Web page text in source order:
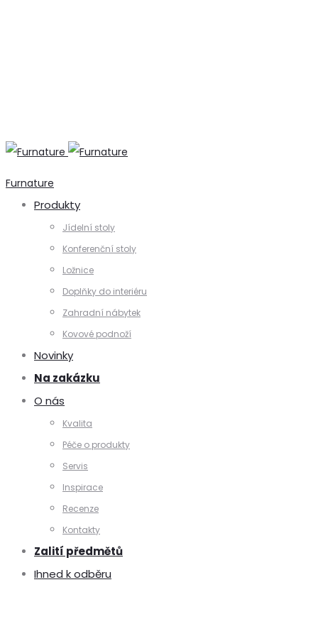
Furnature
Produkty
Jídelní stoly
Konferenční stoly
Ložnice
Doplňky do interiéru
Zahradní nábytek
Kovové podnoží
Novinky
Na zakázku
O nás
Kvalita
Péče o produkty
Servis
Inspirace
Recenze
Kontakty
Zalití předmětů
Ihned k odběru